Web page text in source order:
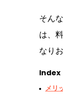
そん
は、
なり
Index
メリ